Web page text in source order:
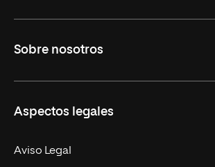
Másteres Oficiales
Doctorados
Experto Universitario
Sobre nosotros
Facultades
Nuestro Equipo
Aspectos legales
Aviso Legal